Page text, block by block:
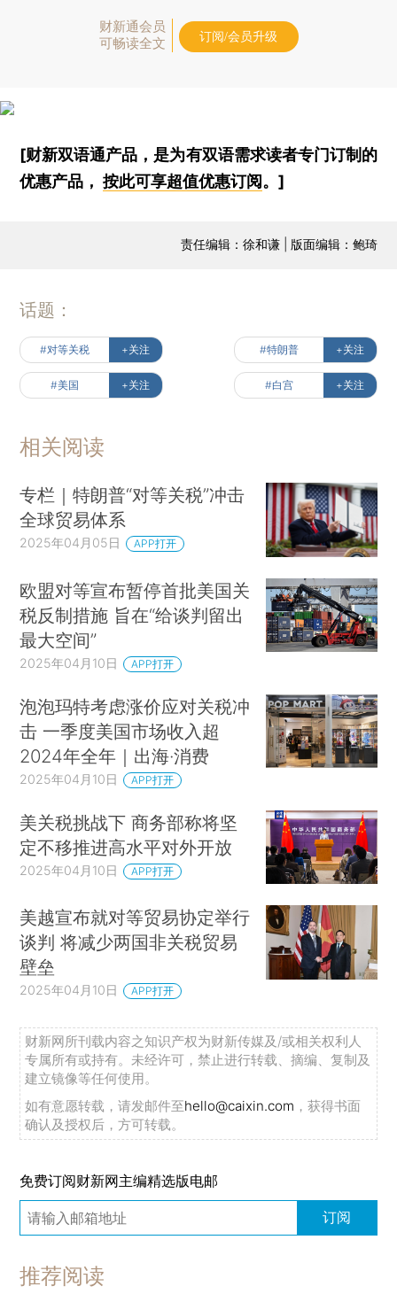
财新通会员
可畅读全文
订阅/会员升级
[财新双语通产品，是为有双语需求读者专门订制的
优惠产品，按此可享超值优惠订阅。]
责任编辑：徐和谦 | 版面编辑：鲍琦
话题：
#对等关税 +关注 #特朗普 +关注
#美国 +关注 #白宫 +关注
相关阅读
专栏｜特朗普“对等关税”冲击
全球贸易体系
2025年04月05日 APP打开
欧盟对等宣布暂停首批美国关
税反制措施 旨在“给谈判留出
最大空间”
2025年04月10日 APP打开
泡泡玛特考虑涨价应对关税冲
击 一季度美国市场收入超
2024年全年｜出海·消费
2025年04月10日 APP打开
美关税挑战下 商务部称将坚
定不移推进高水平对外开放
2025年04月10日 APP打开
美越宣布就对等贸易协定举行
谈判 将减少两国非关税贸易
壁垒
2025年04月10日 APP打开
财新网所刊载内容之知识产权为财新传媒及/或相关权利人
专属所有或持有。未经许可，禁止进行转载、摘编、复制及
建立镜像等任何使用。
如有意愿转载，请发邮件至hello@caixin.com ，获得书面
确认及授权后，方可转载。
免费订阅财新网主编精选版电邮
订阅
推荐阅读